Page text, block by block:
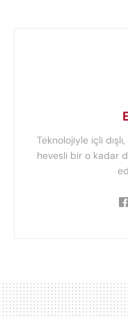
Teknolojiyle içli
hevesli bir o kadar